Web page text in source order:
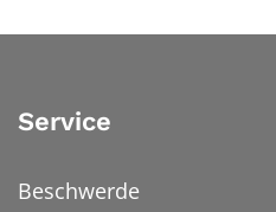
Service
Beschwerde